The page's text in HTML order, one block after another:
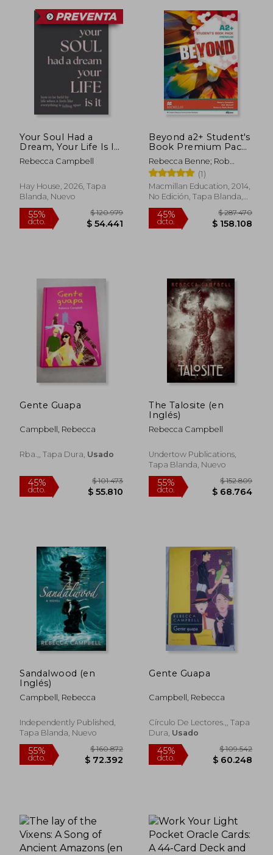
dcto. dcto. $
55%
dcto. $ 69.558
45%
dcto.
Your Soul Had a
Dream, Your Life Is It:
How to Be Held by
Life When It Feels
Falling Apart (en
Inglés)
Rebecca Campbell
Hay House, 2026, Tapa
Blanda, Nuevo
55%
dcto.
$ 120.979
$ 54.441
Beyond a2+ Student's
Book Premium Pack
(en Inglés)
Rebecca Benne; Rob
Metcalf; Robert Campbell
(1)
Macmillan Education, 2014,
No Edición, Tapa Blanda,
Nuevo
45%
dcto.
$
Gente Guapa
Campbell, Rebecca
Rba.,, Tapa Dura, Usado
The Talosite (en
Inglés)
Rebecca Campbell
Undertow Publications,
Tapa Blanda, Nuevo
Sandalwood (en
Inglés)
Campbell, Rebecca
Independently Published,
Tapa Blanda, Nuevo
Gente Guapa
Campbell, Rebecca
Círculo De Lectores.,, Tapa
Dura, Usado